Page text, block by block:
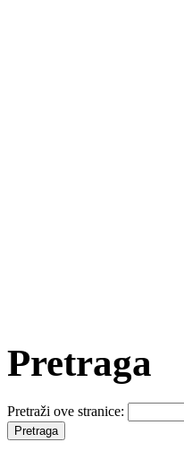
Pretraga
Pretraži ove stranice: